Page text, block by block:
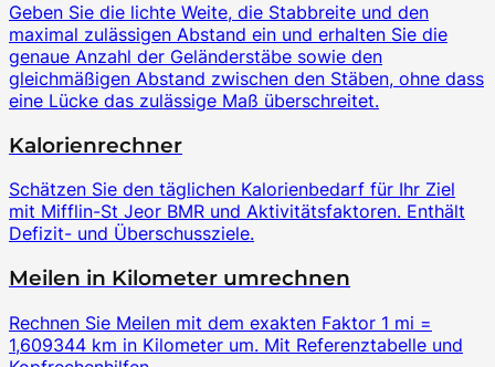
Geben Sie die lichte Weite, die Stabbreite und den
maximal zulässigen Abstand ein und erhalten Sie die
genaue Anzahl der Geländerstäbe sowie den
gleichmäßigen Abstand zwischen den Stäben, ohne dass
eine Lücke das zulässige Maß überschreitet.
Kalorienrechner
Schätzen Sie den täglichen Kalorienbedarf für Ihr Ziel
mit Mifflin-St Jeor BMR und Aktivitätsfaktoren. Enthält
Defizit- und Überschussziele.
Meilen in Kilometer umrechnen
Rechnen Sie Meilen mit dem exakten Faktor 1 mi =
1,609344 km in Kilometer um. Mit Referenztabelle und